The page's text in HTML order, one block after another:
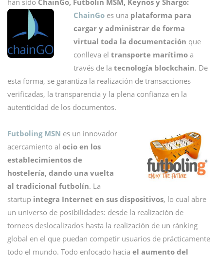
han sido ChainGo, Futbolin MSM, Keynos y Shargo:
ChainGo es una plataforma para
cargar y administrar de forma
virtual toda la documentación que
conlleva el transporte marítimo a
través de la tecnología blockchain. De
esta forma, se garantiza la realización de transacciones
verificadas, la transparencia y la plena confianza en la
autenticidad de los documentos.
Futboling MSN es un innovador
acercamiento al ocio en los
establecimientos de
hostelería, dando una vuelta
al tradicional futbolín. La
startup integra Internet en sus dispositivos, lo cual abre
un universo de posibilidades: desde la realización de
torneos deslocalizados hasta la realización de un ránking
global en el que puedan competir usuarios de prácticamente
todo el mundo. Todo enfocado hacia el aumento del